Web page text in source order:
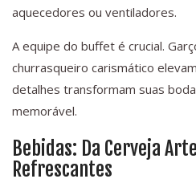
aquecedores ou ventiladores.
A equipe do buffet é crucial.
churrasqueiro carismático
detalhes transformam suas
memorável.
Bebidas: Da Cerveja
Refrescantes